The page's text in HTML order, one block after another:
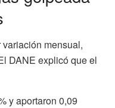
mensual,
DANE explicó que el
y aportaron 0,09